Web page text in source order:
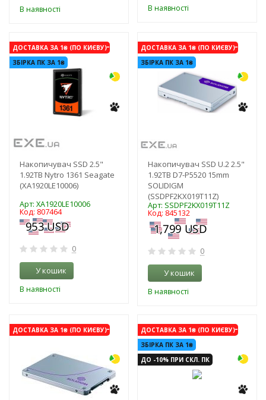
В наявності В наявності
ДОСТАВКА ЗА 1₴ (ПО КИЄВУ)
ЗБІРКА ПК ЗА 1₴
-3%
Накопичувач SSD 2.5"
1.92TB Nytro 1361 Seagate
(XA1920LE10006)
Арт: XA1920LE10006
Код: 807464
0
У кошик
В наявності
ДОСТАВКА ЗА 1₴ (ПО КИЄВУ)
ЗБІРКА ПК ЗА 1₴
-3%
Накопичувач SSD U.2 2.5"
1.92TB D7-P5520 15mm
SOLIDIGM
(SSDPF2KX019T11Z)
Арт: SSDPF2KX019T11Z
Код: 845132
0
У кошик
В наявності
ДОСТАВКА ЗА 1₴ (ПО КИЄВУ)-3%
ДОСТАВКА ЗА 1₴ (ПО КИЄВУ)
ЗБІРКА ПК ЗА 1₴
ДО -10% ПРИ СКЛ. ПК
-3%